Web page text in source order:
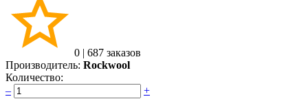
0 | 687 заказов
Производитель: Rockwool
Количество:
–
+